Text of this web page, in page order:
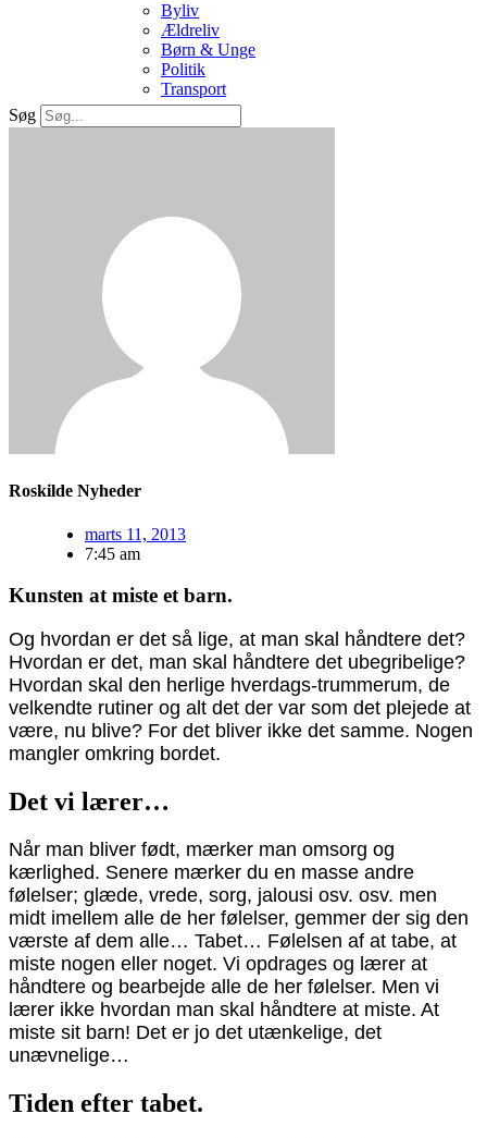
Byliv
Ældreliv
Børn & Unge
Politik
Transport
Søg
Roskilde Nyheder
marts 11, 2013
7:45 am
Kunsten at miste et barn.
Og hvordan er det så lige, at man skal håndtere det?
Hvordan er det, man skal håndtere det ubegribelige?
Hvordan skal den herlige hverdags-trummerum, de
velkendte rutiner og alt det der var som det plejede at
være, nu blive? For det bliver ikke det samme. Nogen
mangler omkring bordet.
Det vi lærer…
Når man bliver født, mærker man omsorg og
kærlighed. Senere mærker du en masse andre
følelser; glæde, vrede, sorg, jalousi osv. osv. men
midt imellem alle de her følelser, gemmer der sig den
værste af dem alle… Tabet… Følelsen af at tabe, at
miste nogen eller noget. Vi opdrages og lærer at
håndtere og bearbejde alle de her følelser. Men vi
lærer ikke hvordan man skal håndtere at miste. At
miste sit barn! Det er jo det utænkelige, det
unævnelige…
Tiden efter tabet.